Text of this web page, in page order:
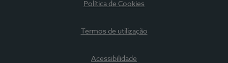
Política de Cookies
Termos de utilização
Acessibilidade